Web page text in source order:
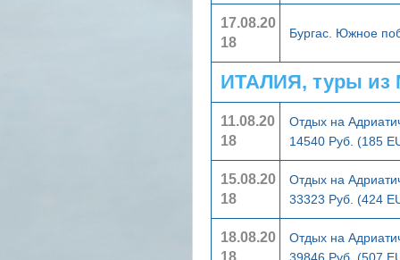
17.08.20
18
Бургас. Южное
ИТАЛИЯ, туры из
11.08.20
18
Отдых на
14540 Руб. (185
15.08.20
18
Отдых на
33323 Руб. (424
18.08.20
18
Отдых на